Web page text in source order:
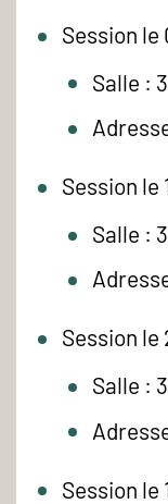
Session le
Salle :
Session le
Salle :
Session le
Salle :
Session le